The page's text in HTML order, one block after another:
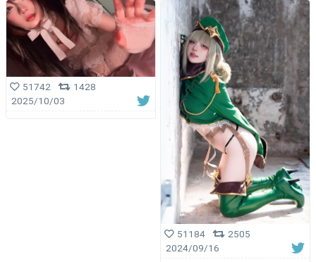
51742
1428
2025/10/03
51184
2505
2024/09/16